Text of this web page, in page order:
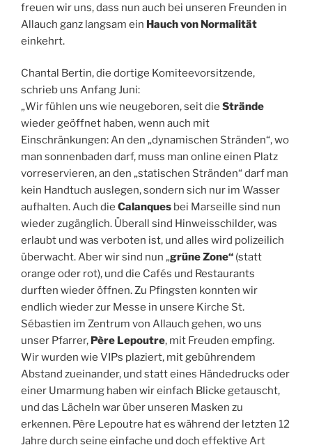
freuen wir uns, dass nun auch bei unseren Freunden in
Allauch ganz langsam ein Hauch von Normalität
einkehrt.
Chantal Bertin, die dortige Komiteevorsitzende,
schrieb uns Anfang Juni:
„Wir fühlen uns wie neugeboren, seit die Strände
wieder geöffnet haben, wenn auch mit
Einschränkungen: An den „dynamischen Stränden“, wo
man sonnenbaden darf, muss man online einen Platz
vorreservieren, an den „statischen Stränden“ darf man
kein Handtuch auslegen, sondern sich nur im Wasser
aufhalten. Auch die Calanques bei Marseille sind nun
wieder zugänglich. Überall sind Hinweisschilder, was
erlaubt und was verboten ist, und alles wird polizeilich
überwacht. Aber wir sind nun „grüne Zone“ (statt
orange oder rot), und die Cafés und Restaurants
durften wieder öffnen. Zu Pfingsten konnten wir
endlich wieder zur Messe in unsere Kirche St.
Sébastien im Zentrum von Allauch gehen, wo uns
unser Pfarrer, Père Lepoutre, mit Freuden empfing.
Wir wurden wie VIPs plaziert, mit gebührendem
Abstand zueinander, und statt eines Händedrucks oder
einer Umarmung haben wir einfach Blicke getauscht,
und das Lächeln war über unseren Masken zu
erkennen. Père Lepoutre hat es während der letzten 12
Jahre durch seine einfache und doch effektive Art